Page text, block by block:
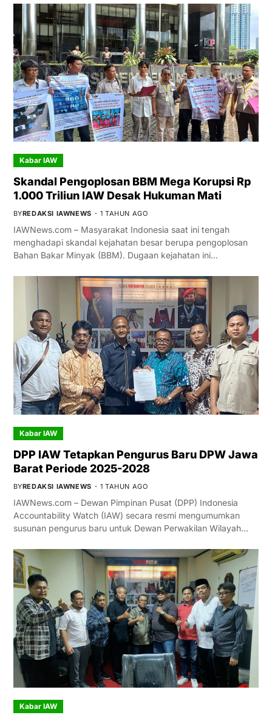
Kabar IAW
Skandal Pengoplosan BBM Mega Korupsi Rp
1.000 Triliun IAW Desak Hukuman Mati
BYREDAKSI IAWNEWS 1 TAHUN AGO
IAWNews.com – Masyarakat Indonesia saat ini tengah
menghadapi skandal kejahatan besar berupa pengoplosan
Bahan Bakar Minyak (BBM). Dugaan kejahatan ini…
Kabar IAW
DPP IAW Tetapkan Pengurus Baru DPW Jawa
Barat Periode 2025-2028
BYREDAKSI IAWNEWS 1 TAHUN AGO
IAWNews.com – Dewan Pimpinan Pusat (DPP) Indonesia
Accountability Watch (IAW) secara resmi mengumumkan
susunan pengurus baru untuk Dewan Perwakilan Wilayah…
Kabar IAW